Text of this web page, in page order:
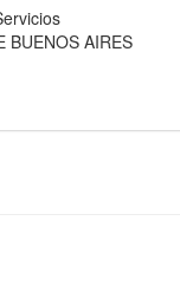
BUENOS AIRES